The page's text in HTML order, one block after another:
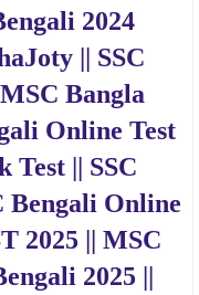
2024
|| SSC
Bangla
Online Test
Test || SSC
Bengali Online
2025 || MSC
2025 ||